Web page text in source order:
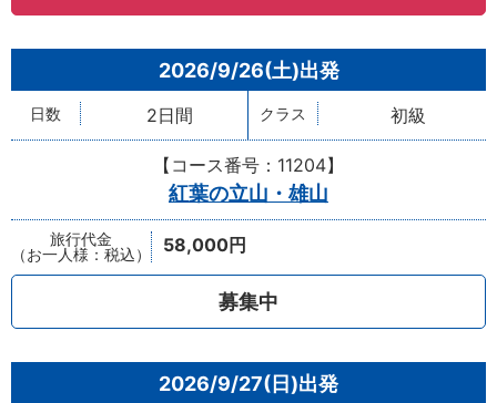
2026/9/26(土)
2日間 初級
【コース番号：11204】
紅葉の立山・雄山
58,000円
募集中
2026/9/27(日)